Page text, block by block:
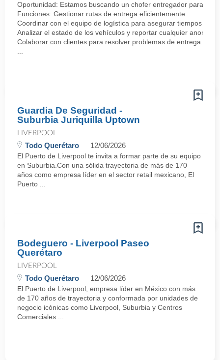
Oportunidad: Estamos buscando un chofer entregador para
Funciones: Gestionar rutas de entrega eficientemente.
Coordinar con el equipo de logística para asegurar tiempos de
Analizar el estado de los vehículos y reportar cualquier anomalía.
Colaborar con clientes para resolver problemas de entrega.·
Guardia De Seguridad -
Suburbia Juriquilla Uptown
LIVERPOOL
Todo Querétaro 12/06/2026
El Puerto de Liverpool te invita a formar parte de su equipo
en Suburbia.Con una sólida trayectoria de más de 170
años como empresa líder en el sector retail mexicano, El
Puerto ...
Bodeguero - Liverpool Paseo
Querétaro
LIVERPOOL
Todo Querétaro 12/06/2026
El Puerto de Liverpool, empresa líder en México con más
de 170 años de trayectoria y conformada por unidades de
negocio icónicas como Liverpool, Suburbia y Centros
Comerciales ...